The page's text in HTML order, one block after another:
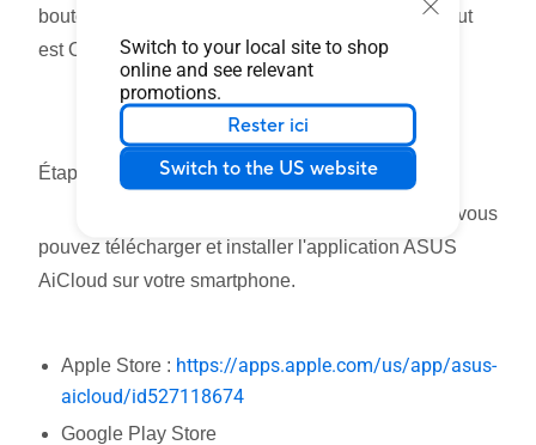
Switch to your local site to shop
online and see relevant
promotions.
Rester ici
Switch to the US website
bouton [
(la valeur par défaut
est OFF)
Étape 4. Installez l'application ASUS AiCloud
Depuis Google Play Store ou Apple Store, vous
pouvez télécharger et installer l'application ASUS
AiCloud sur votre smartphone.
Apple Store : https://apps.apple.com/us/app/asus-
aicloud/id527118674
Google Play Store